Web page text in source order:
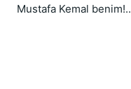
Mustafa Kemal benim!..